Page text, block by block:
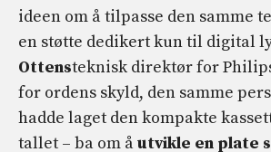
ideen om å tilpasse den samme
en støtte dedikert kun til digital
Ottensteknisk direktør for
for ordens skyld, den samme
hadde laget den kompakte
tallet – ba om åutvikle en plate